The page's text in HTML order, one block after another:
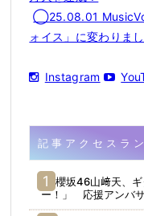
◯25.08.01
ォイス」に変わりまし
Instagram
記事アクセスラ
櫻坂46山﨑天、ギ
ー！」 応援アンバ